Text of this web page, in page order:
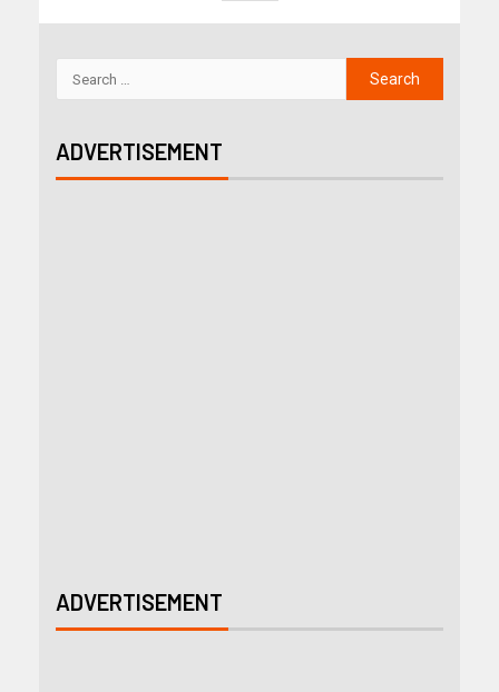
ADVERTISEMENT
ADVERTISEMENT